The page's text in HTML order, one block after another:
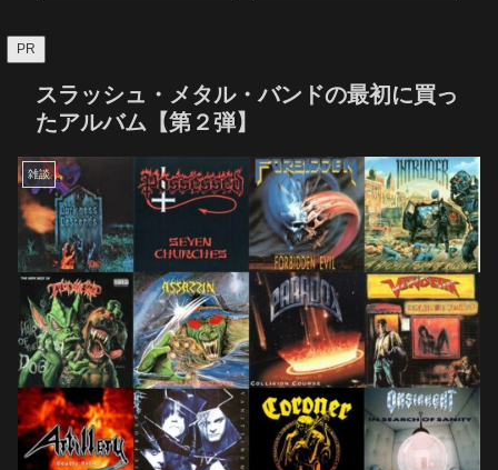
PR
スラッシュ・メタル・バンドの最初に買っ
たアルバム【第２弾】
雑談